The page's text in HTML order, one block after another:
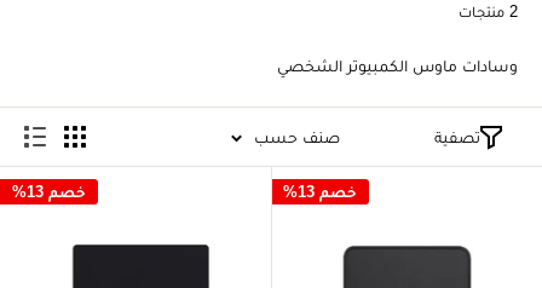
2 منتجات
وسادات ماوس الكمبيوتر الشخصي
تصفية صنف حسب
خصم 13% خصم 13%